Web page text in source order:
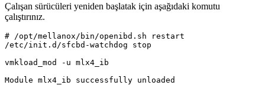
Çalışan sürücüleri yeniden başlatak için aşağıdaki komutu
çalıştırınız.
# /opt/mellanox/bin/openibd.sh restart
/etc/init.d/sfcbd-watchdog stop
vmkload_mod -u mlx4_ib
Module mlx4_ib successfully unloaded